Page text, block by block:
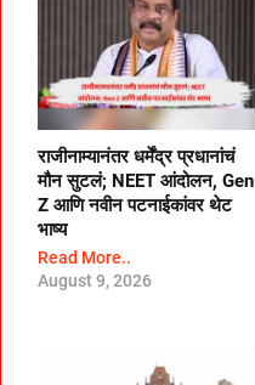
राजीनाम्यानंतर धर्मेंद्र प्रधानांचं
मौन सुटलं; NEET आंदोलन, Gen
Z आणि नवीन पटनाईकांवर थेट
भाष्य
Read More..
August 9, 2026